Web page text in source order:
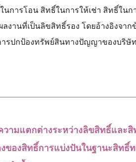
นการโอน สิทธิ์ในการให้เช่า สิทธิ์ใน
งานที่เป็นลิขสิทธิ์รอง โดยอ้างอิงจา
รปกป้องทรัพย์สินทางปัญญาของบริษั
วามแตกต่างระหว่างลิขสิทธิ์แล
ของสิทธิ์การแบ่งปันในฐานะสิท